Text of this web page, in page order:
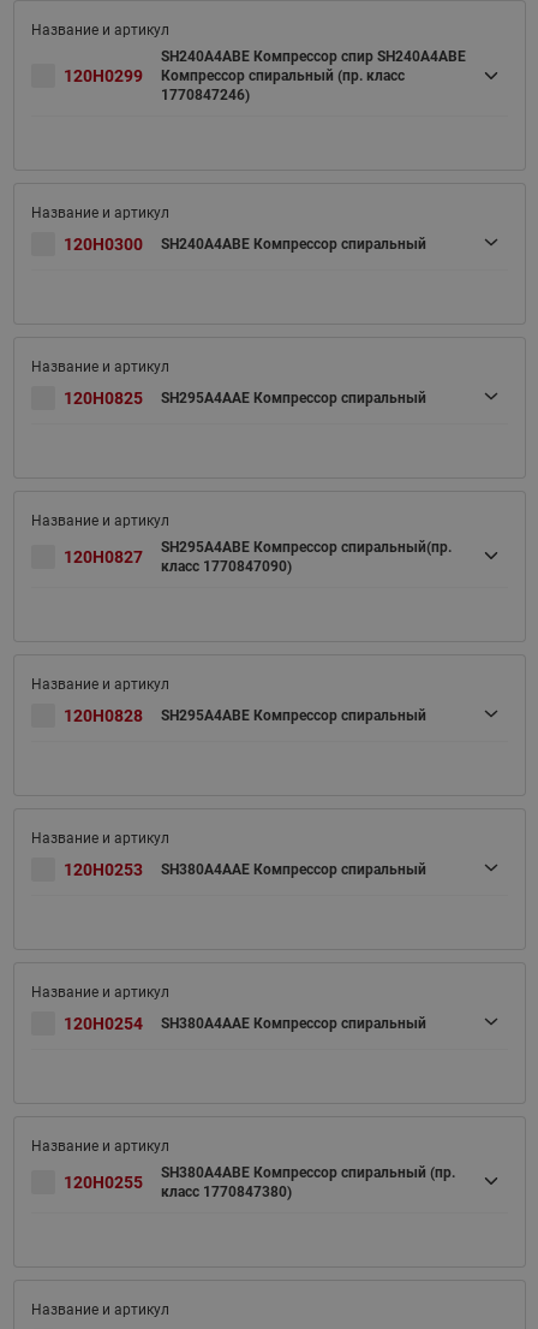
120H0299
SH240A4ABE Компрессор спир SH240A4ABE
Компрессор спиральный (пр. класс
1770847246)
120H0300 SH240A4ABE Компрессор спиральный
120H0825 SH295A4AAE Компрессор спиральный
120H0827
SH295A4ABE Компрессор спиральный(пр.
класс 1770847090)
120H0828 SH295A4ABE Компрессор спиральный
120H0253 SH380A4AAE Компрессор спиральный
120H0254 SH380A4AAE Компрессор спиральный
120H0255
SH380A4ABE Компрессор спиральный (пр.
класс 1770847380)